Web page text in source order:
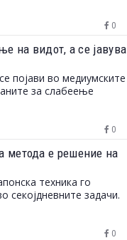
0
на видот, а се јавува
појави во медиумските
за слабеење
0
метода е решение на
техника го
секојдневните задачи.
0